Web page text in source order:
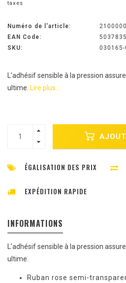
taxes
Numéro de l'article:
EAN Code:
SKU:
030165-
L'adhésif sensible à la pression
ultime. Lire plus..
ÉGALISATION DES PRIX
EXPÉDITION RAPIDE
INFORMATIONS
L'adhésif sensible à la pression
ultime.
Ruban rose semi-